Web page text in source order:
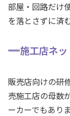
部屋・回路だけ
を落とさずに済
施工店ネ
販売店向けの研
売施工店の母数
ーカーでもあり